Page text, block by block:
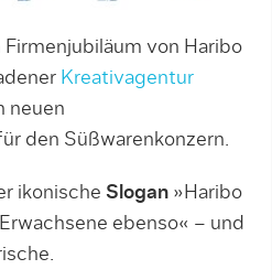
von Haribo
Kreativagentur
neuen
den Süßwarenkonzern.
ikonische Slogan »Haribo
ebenso« – und